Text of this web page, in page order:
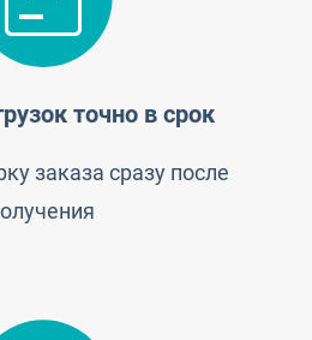
точно в срок
заказа сразу после